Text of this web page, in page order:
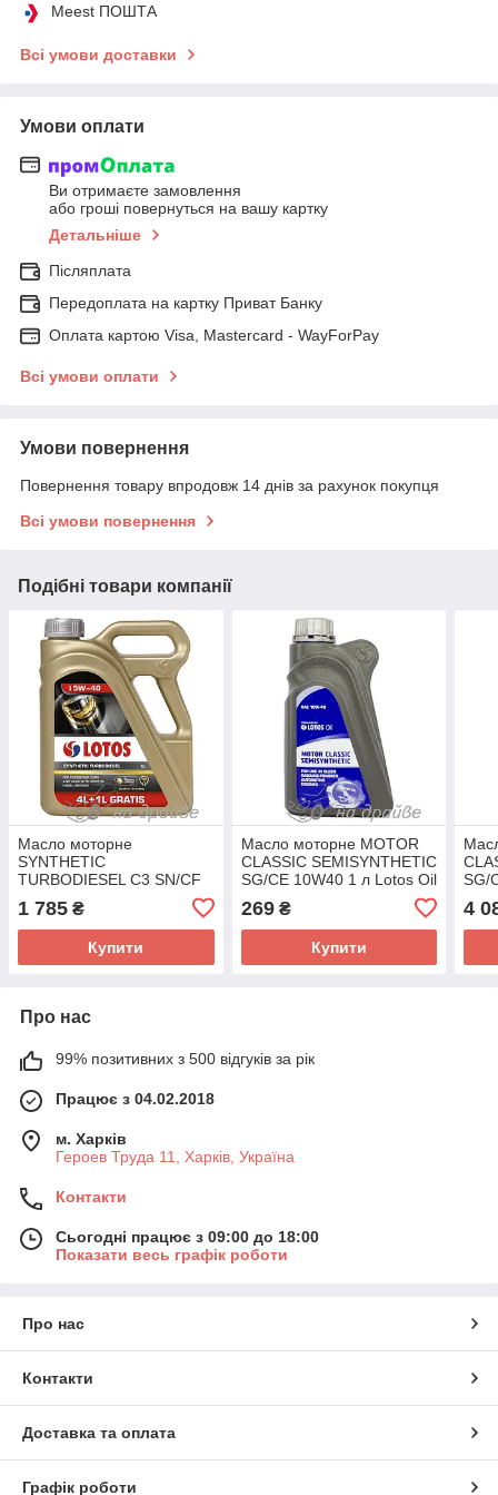
Meest ПОШТА
Всі умови доставки
Умови оплати
Ви отримаєте замовлення
або гроші повернуться на вашу картку
Детальніше
Післяплата
Передоплата на картку Приват Банку
Оплата картою Visa, Mastercard - WayForPay
Всі умови оплати
Умови повернення
Повернення товару впродовж 14 днів за рахунок покупця
Всі умови повернення
Подібні товари компанії
Масло моторне
SYNTHETIC
TURBODIESEL C3 SN/CF
1 785 ₴
Купити
Масло моторне MOTOR
CLASSIC SEMISYNTHETIC
SG/CE 10W40 1 л Lotos Oil
269₴
Купити
SG/
4
Про нас
99% позитивних з 500 відгуків за рік
Працює з 04.02.2018
м. Харків
Героев Труда 11, Харків, Україна
Контакти
Сьогодні працює з 09:00 до 18:00
Показати весь графік роботи
Про нас
Контакти
Доставка та оплата
Графік роботи